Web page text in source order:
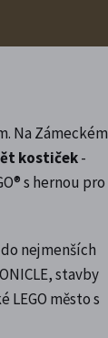
Na Zámeckém
kostiček-
s hernou pro
nejmenších
stavby
LEGO město s